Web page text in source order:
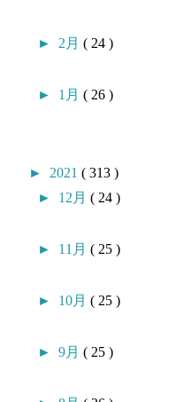
► 2月( 24 )
► 1月( 26 )
► 2021( 313 )
► 12月( 24 )
► 11月( 25 )
► 10月( 25 )
►9月( 25 )